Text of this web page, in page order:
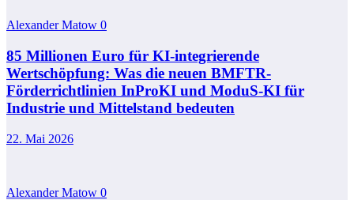
Alexander Matow 0
85 Millionen Euro für KI-integrierende
Wertschöpfung: Was die neuen BMFTR-
Förderrichtlinien InProKI und ModuS‑KI für
Industrie und Mittelstand bedeuten
22. Mai 2026
Alexander Matow 0